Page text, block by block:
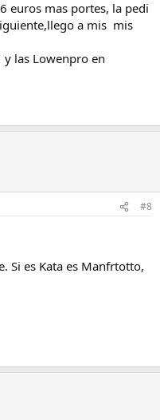
euros mas portes, la pedi
a mis mis
las Lowenpro en
#8
Si es Kata es Manfrtotto,